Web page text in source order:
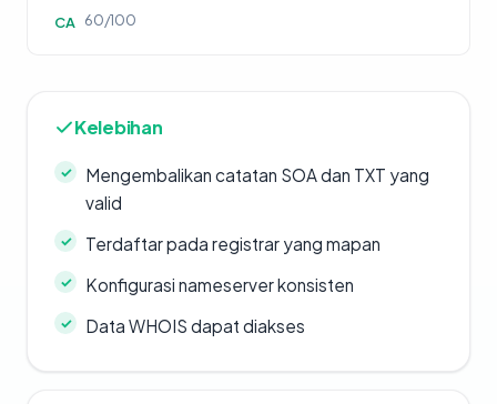
CA 60/100
Kelebihan
Mengembalikan catatan SOA dan TXT yang
valid
Terdaftar pada registrar yang mapan
Konfigurasi nameserver konsisten
Data WHOIS dapat diakses